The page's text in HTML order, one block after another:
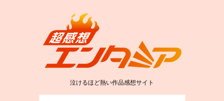
泣けるほど熱い作品感想サイト